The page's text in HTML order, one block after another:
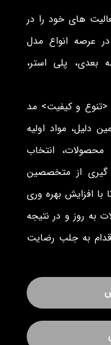
های خود را در
عرصه انواع مدل
بعدی، پلی استر،
<تنوع و کیفیت> مد
دلیل، مواد اولیه
انتخاب
گیری از متخصصین
افزایش بهره وری
به روز و در نتیجه
به جلب رضایت